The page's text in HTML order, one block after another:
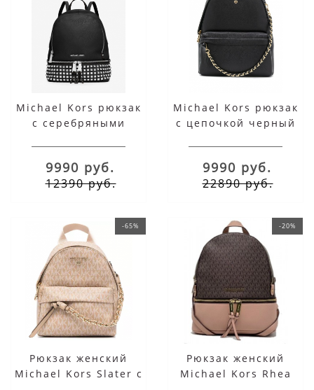
Michael Kors рюкзак
c серебряными
9990 руб.
12390 руб.
Michael Kors рюкзак
c цепочкой черный
9990 руб.
22890 руб.
-65%
Рюкзак женский
Michael Kors Slater с
-20%
Рюкзак женский
Michael Kors Rhea